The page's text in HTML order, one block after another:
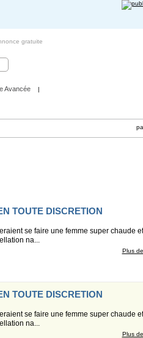
gratuite
Avancée |
TOUTE DISCRETION
se faire une femme super chaude et
na...
Plus
TOUTE DISCRETION
se faire une femme super chaude et
na...
Plus